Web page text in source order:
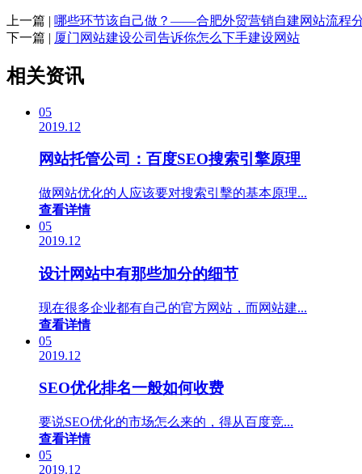
上一篇 | 哪些环节该自己做？——合肥外贸营销自建网站流程
下一篇 | 厦门网站建设公司告诉你怎么下手建设网站
相关资讯
05
2019.12
网站托管公司：百度SEO搜索引擎原理
做网站优化的人应该要对搜索引擊的基本原理...
查看详情
05
2019.12
设计网站中有那些加分的细节
现在很多企业都有自己的官方网站，而网站建...
查看详情
05
2019.12
SEO优化排名一般如何收费
要说SEO优化的市场怎么来的，得从百度竞...
查看详情
05
2019.12